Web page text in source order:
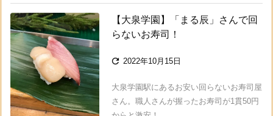
【大泉学園】「まる辰」さんで回
らないお寿司！
 2022年10月15日
大泉学園駅にあるお安い回らないお寿司屋
さん。職人さんが握ったお寿司が1貫50円